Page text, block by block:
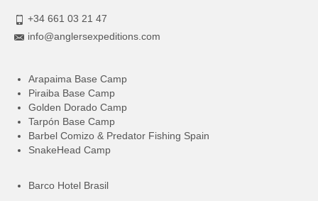
+34 661 03 21 47
info@anglersexpeditions.com
Arapaima Base Camp
Piraiba Base Camp
Golden Dorado Camp
Tarpón Base Camp
Barbel Comizo & Predator Fishing Spain
SnakeHead Camp
Barco Hotel Brasil